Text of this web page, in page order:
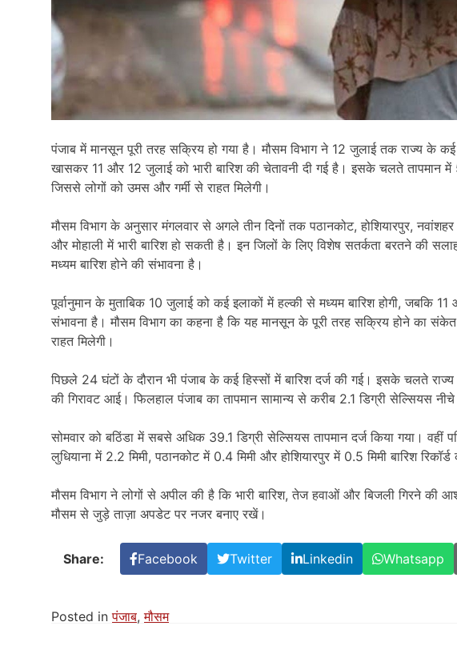
पंजाब में मानसून पूरी तरह सक्रिय हो गया है। मौसम विभाग ने 12 जुलाई तक राज्य के कई
खासकर 11 और 12 जुलाई को भारी बारिश की चेतावनी दी गई है। इसके चलते तापमान
जिससे लोगों को उमस और गर्मी से राहत मिलेगी।
मौसम विभाग के अनुसार मंगलवार से अगले तीन दिनों तक पठानकोट, होशियारपुर,
और मोहाली में भारी बारिश हो सकती है। इन जिलों के लिए विशेष सतर्कता बरतने की
मध्यम बारिश होने की संभावना है।
पूर्वानुमान के मुताबिक 10 जुलाई को कई इलाकों में हल्की से मध्यम बारिश होगी, जबकि
संभावना है। मौसम विभाग का कहना है कि यह मानसून के पूरी तरह सक्रिय होने का
राहत मिलेगी।
पिछले 24 घंटों के दौरान भी पंजाब के कई हिस्सों में बारिश दर्ज की गई। इसके चलते
की गिरावट आई। फिलहाल पंजाब का तापमान सामान्य से करीब 2.1 डिग्री सेल्सियस
सोमवार को बठिंडा में सबसे अधिक 39.1 डिग्री सेल्सियस तापमान दर्ज किया गया। वहीं
लुधियाना में 2.2 मिमी, पठानकोट में 0.4 मिमी और होशियारपुर में 0.5 मिमी बारिश रिकॉर्ड
मौसम विभाग ने लोगों से अपील की है कि भारी बारिश, तेज हवाओं और बिजली गिरने
मौसम से जुड़े ताज़ा अपडेट पर नजर बनाए रखें।
Share: Facebook Twitter Linkedin Whatsapp
Posted inपंजाब,मौसम